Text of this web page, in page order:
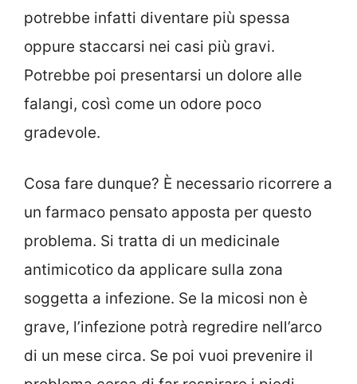
potrebbe infatti diventare più spessa
oppure staccarsi nei casi più gravi.
Potrebbe poi presentarsi un dolore alle
falangi, così come un odore poco
gradevole.
Cosa fare dunque? È necessario ricorrere a
un farmaco pensato apposta per questo
problema. Si tratta di un medicinale
antimicotico da applicare sulla zona
soggetta a infezione. Se la micosi non è
grave, l’infezione potrà regredire nell’arco
di un mese circa. Se poi vuoi prevenire il